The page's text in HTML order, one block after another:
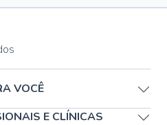
VOCÊ
E CLÍNICAS